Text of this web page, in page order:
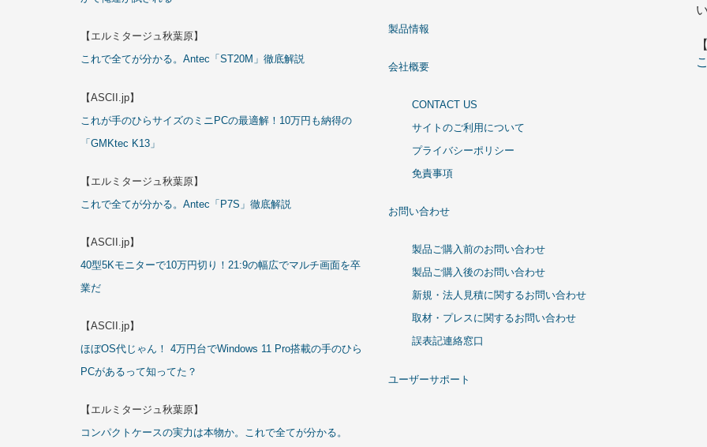
【エルミタージュ秋葉原】
これで全てが分かる。Antec「ST20M」徹底解説
【ASCII.jp】
これが手のひらサイズのミニPCの最適解！10万円も納得の
「GMKtec K13」
【エルミタージュ秋葉原】
これで全てが分かる。Antec「P7S」徹底解説
【ASCII.jp】
40型5Kモニターで10万円切り！21:9の幅広でマルチ画面を卒
業だ
【ASCII.jp】
ほぼOS代じゃん！ 4万円台でWindows 11 Pro搭載の手のひら
PCがあるって知ってた？
【エルミタージュ秋葉原】
コンパクトケースの実力は本物か。これで全てが分かる。
製品情報
会社概要
CONTACT US
サイトのご利用について
プライバシーポリシー
免責事項
お問い合わせ
製品ご購入前のお問い合わせ
製品ご購入後のお問い合わせ
新規・法人見積に関するお問い合わせ
取材・プレスに関するお問い合わせ
誤表記連絡窓口
ユーザーサポート